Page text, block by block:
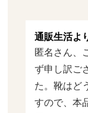
通販生活よ
匿名さん、
ず申し訳ご
た。靴はど
すので、本